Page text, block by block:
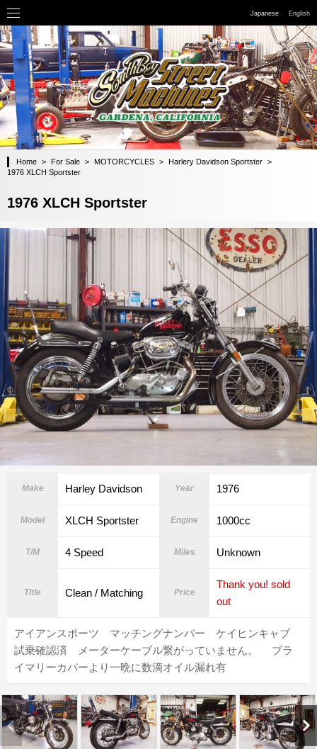
Japanese English
Home > For Sale > MOTORCYCLES > Harlery Davidson Sportster >
1976 XLCH Sportster
1976 XLCH Sportster
Make Harley Davidson Year 1976
Model XLCH Sportster Engine 1000cc
T/M 4 Speed Miles Unknown
Title Clean / Matching Price
Thank you! sold
out
アイアンスポーツ マッチングナンバー ケイヒンキャブ
試乗確認済 メーターケーブル繋がっていません。 プラ
イマリーカバーより一晩に数滴オイル漏れ有